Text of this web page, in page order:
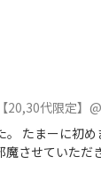
20,30代限定】
たまーに初
させていただ